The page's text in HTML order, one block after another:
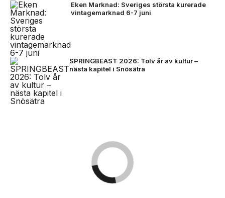
Eken Marknad: Sveriges största kurerade
vintagemarknad 6-7 juni
SPRINGBEAST 2026: Tolv år av kultur –
nästa kapitel i Snösätra